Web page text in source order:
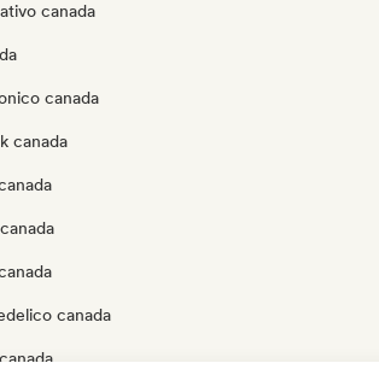
canada
canada
canada
canada